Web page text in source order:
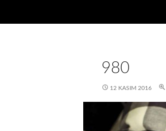
980
12 KASIM 2016